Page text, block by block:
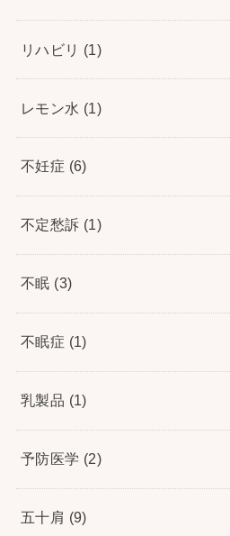
リハビリ (1)
レモン水 (1)
不妊症 (6)
不定愁訴 (1)
不眠 (3)
不眠症 (1)
乳製品 (1)
予防医学 (2)
五十肩 (9)